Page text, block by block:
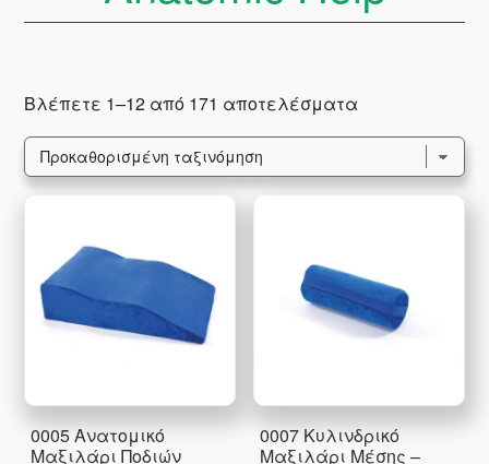
Βλέπετε 1–12 από 171 αποτελέσματα
0005 Ανατομικό
Μαξιλάρι Ποδιών
0007 Κυλινδρικό
Μαξιλάρι Μέσης –